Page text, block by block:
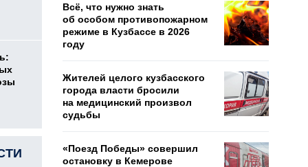
Всё, что нужно знать
об особом противопожарном
режиме в Кузбассе в 2026
году
Жителей целого кузбасского
города власти бросили
на медицинский произвол
судьбы
«Поезд Победы» совершил
остановку в Кемерове